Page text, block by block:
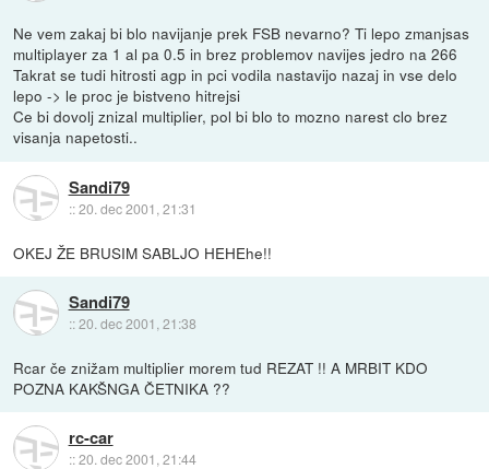
Ne vem zakaj bi blo navijanje prek FSB nevarno? Ti lepo zmanjsas
multiplayer za 1 al pa 0.5 in brez problemov navijes jedro na 266
Takrat se tudi hitrosti agp in pci vodila nastavijo nazaj in vse delo
lepo -> le proc je bistveno hitrejsi
Ce bi dovolj znizal multiplier, pol bi blo to mozno narest clo brez
visanja napetosti..
Sandi79
::20. dec 2001, 21:31
OKEJ ŽE BRUSIM SABLJO HEHEhe!!
Sandi79
::20. dec 2001, 21:38
Rcar če znižam multiplier morem tud REZAT !! A MRBIT KDO
POZNA KAKŠNGA ČETNIKA ??
rc-car
::20. dec 2001, 21:44